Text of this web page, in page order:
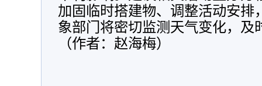
加固临时搭建物、调整活动安排
象部门将密切监测天气变化，及
（作者：赵海梅）